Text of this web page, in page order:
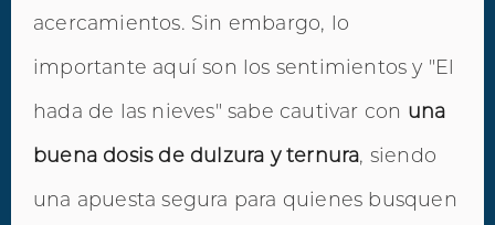
acercamientos. Sin embargo, lo
importante aquí son los sentimientos y "El
hada de las nieves" sabe cautivar con una
buena dosis de dulzura y ternura, siendo
una apuesta segura para quienes busquen